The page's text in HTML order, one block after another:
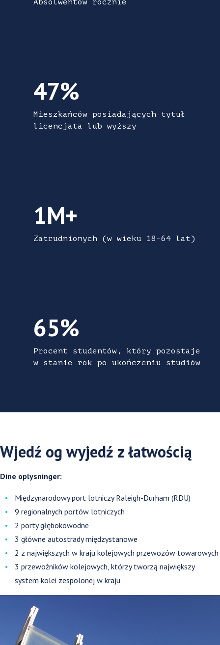
Absolwentów rocznie
47%
Mieszkańców posiadających tytuł
licencjata lub wyższy
47% Mieszkańców posiadających tytuł
1M+
Zatrudnionych (w wieku 18-64 lat)
1M+ Zatrudnionych (w wieku 18-64 lat)
65%
Procent studentów, który pozostaje
w stanie rok po ukończeniu studiów
65% Procent studentów, który pozostaje
Wjedź og wyjedź z łatwością
Dine oplysninger:
Międzynarodowy port lotniczy Raleigh-Durham (RDU)
9 regionalnych portów lotniczych
2 porty głębokowodne
3 główne autostrady międzystanowe
2 z największych w kraju kolejowych przewozów towarowych
3 przewoźników kolejowych, którzy tworzą największy
system kolei zespolonej w kraju